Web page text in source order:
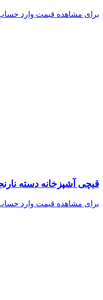
برای مشاهده قیمت وارد
قیچی آشپزخانه دسته
برای مشاهده قیمت وارد